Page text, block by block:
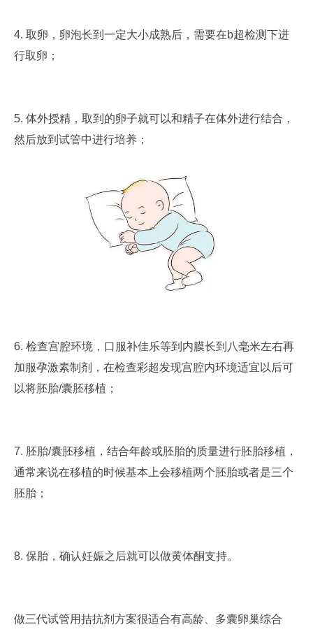
4. 取卵，卵泡长到一定大小成熟后，需要在b超检测下进
行取卵；
5. 体外授精，取到的卵子就可以和精子在体外进行结合，
然后放到试管中进行培养；
6. 检查宫腔环境，口服补佳乐等到内膜长到八毫米左右再
加服孕激素制剂，在检查彩超发现宫腔内环境适宜以后可
以将胚胎/囊胚移植；
7. 胚胎/囊胚移植，结合年龄或胚胎的质量进行胚胎移植，
通常来说在移植的时候基本上会移植两个胚胎或者是三个
胚胎；
8. 保胎，确认妊娠之后就可以做黄体酮支持。
做三代试管用拮抗剂方案很适合有高龄、多囊卵巢综合